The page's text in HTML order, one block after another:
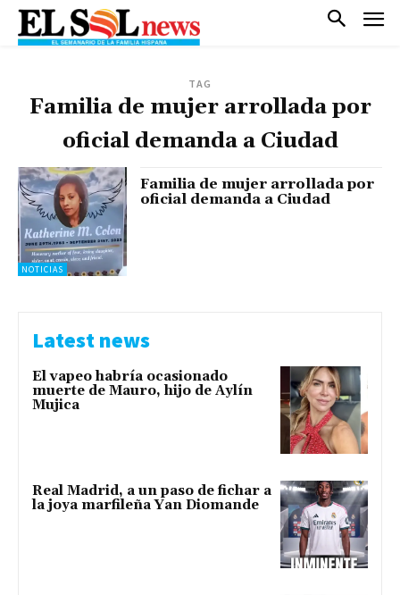
TAG
Familia de mujer arrollada por
oficial demanda a Ciudad
NOTICIAS
Familia de mujer arrollada por
oficial demanda a Ciudad
Latest news
El vapeo habría ocasionado
muerte de Mauro, hijo de Aylín
Mujica
Real Madrid, a un paso de fichar a
la joya marfileña Yan Diomande